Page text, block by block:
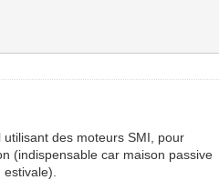
des moteurs SMI, pour
(indispensable car maison passive